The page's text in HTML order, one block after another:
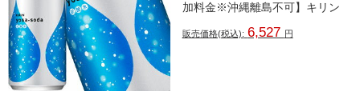
加料金※沖縄離島不可】キリン
販売価格(税込): 6,527 円